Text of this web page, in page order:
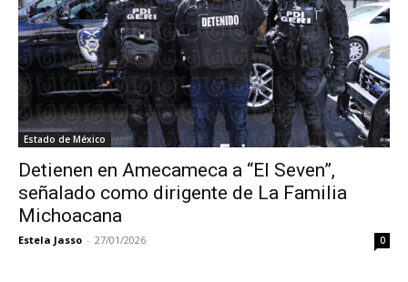
Estado de México
Detienen en Amecameca a “El Seven”,
señalado como dirigente de La Familia
Michoacana
Estela Jasso - 27/01/2026 0